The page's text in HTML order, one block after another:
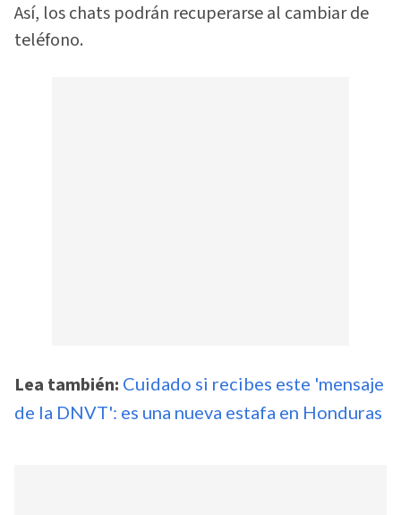
Así, los chats podrán recuperarse al cambiar de
teléfono.
Lea también: Cuidado si recibes este 'mensaje
de la DNVT': es una nueva estafa en Honduras